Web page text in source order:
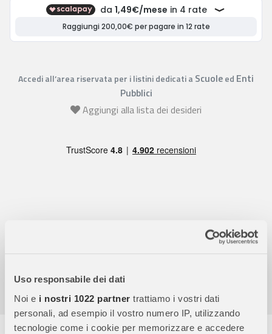
Uso responsabile dei dati
Noi e i nostri 1022 partner trattiamo i vostri dati
personali, ad esempio il vostro numero IP, utilizzando
tecnologie come i cookie per memorizzare e accedere
Accedi all’area riservata per i listini dedicati a Scuoleed Enti
Pubblici
Aggiungi alla lista dei desideri
4,7
/5
9.856
Recensioni